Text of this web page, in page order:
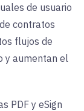
de usuario
contratos
flujos de
y aumentan el
PDF y eSign